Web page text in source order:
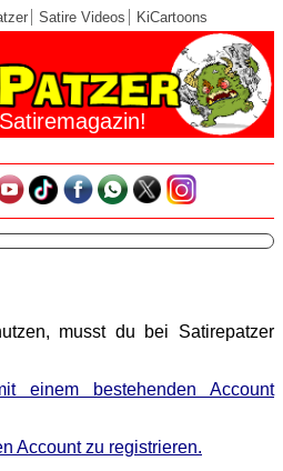
Satire Videos KiCartoons
musst du bei Satirepatzer
einem bestehenden Account
Account zu registrieren.